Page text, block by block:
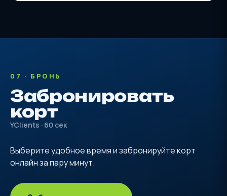
07 · БРОНЬ
Забронировать
корт
YClients · 60 сек
Выберите удобное время и забронируйте корт
онлайн за пару минут.